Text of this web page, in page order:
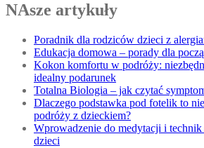
NAsze artykuły
Poradnik dla rodziców dzieci z
Edukacja domowa – porady dla
Kokon komfortu w podróży:
idealny podarunek
Totalna Biologia – jak czytać
Dlaczego podstawka pod fotelik to
podróży z dzieckiem?
Wprowadzenie do medytacji i
dzieci